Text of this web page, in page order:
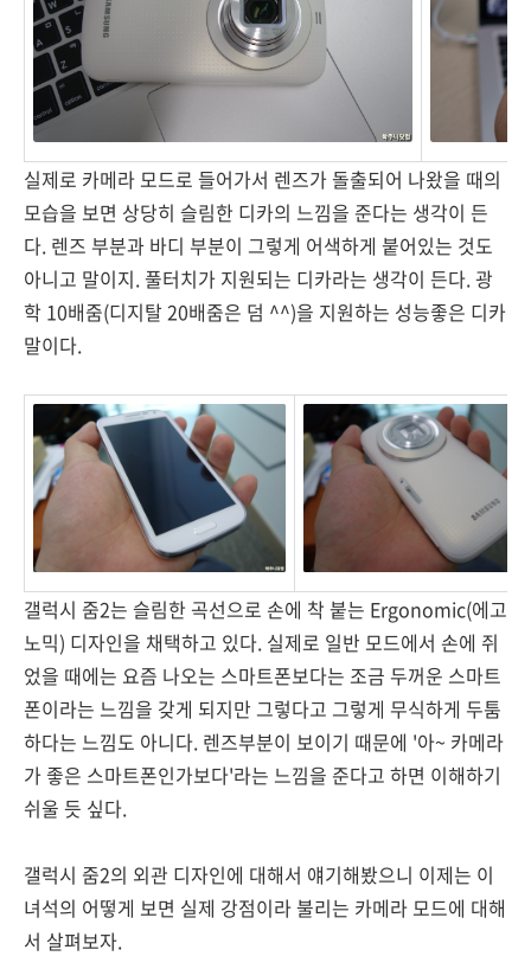
실제로 카메라 모드로 들어가서 렌즈가 돌출되어 나왔을 때의
모습을 보면 상당히 슬림한 디카의 느낌을 준다는 생각이 든
다. 렌즈 부분과 바디 부분이 그렇게 어색하게 붙어있는 것도
아니고 말이지. 풀터치가 지원되는 디카라는 생각이 든다. 광
학 10배줌(디지탈 20배줌은 덤 ^^)을 지원하는 성능좋은 디카
말이다.
갤럭시 줌2는 슬림한 곡선으로 손에 착 붙는 Ergonomic(에고
노믹) 디자인을 채택하고 있다. 실제로 일반 모드에서 손에 쥐
었을 때에는 요즘 나오는 스마트폰보다는 조금 두꺼운 스마트
폰이라는 느낌을 갖게 되지만 그렇다고 그렇게 무식하게 두툼
하다는 느낌도 아니다. 렌즈부분이 보이기 때문에 '아~ 카메라
가 좋은 스마트폰인가보다'라는 느낌을 준다고 하면 이해하기
쉬울 듯 싶다.
갤럭시 줌2의 외관 디자인에 대해서 얘기해봤으니 이제는 이
녀석의 어떻게 보면 실제 강점이라 불리는 카메라 모드에 대해
서 살펴보자.